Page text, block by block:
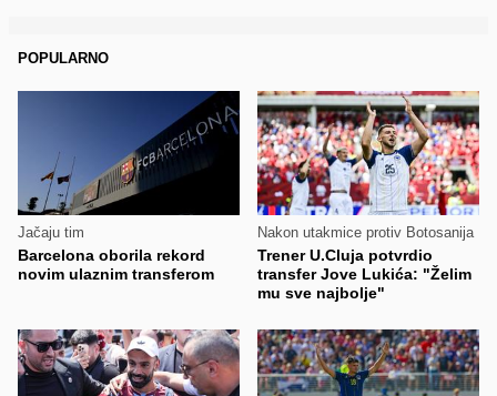
POPULARNO
Jačaju tim
Barcelona oborila rekord
novim ulaznim transferom
Nakon utakmice protiv Botosanija
Trener U.Cluja potvrdio
transfer Jove Lukića: "Želim
mu sve najbolje"